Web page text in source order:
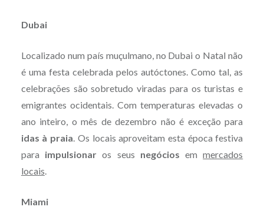
Dubai
Localizado num país muçulmano, no Dubai o Natal não
é uma festa celebrada pelos autóctones. Como tal, as
celebrações são sobretudo viradas para os turistas e
emigrantes ocidentais. Com temperaturas elevadas o
ano inteiro, o mês de dezembro não é exceção para
idas à praia. Os locais aproveitam esta época festiva
para impulsionaros seus negócios emmercados
locais.
Miami